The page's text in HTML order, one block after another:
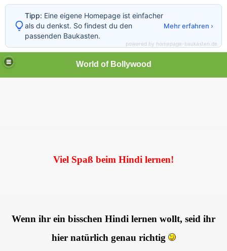
World of Bollywood
Viel Spaß beim Hindi lernen!
Wenn ihr ein bisschen Hindi lernen wollt, seid ihr
hier natürlich genau richtig
Tipp: Eine eigene Homepage ist einfacher
als du denkst. So findest du den
passenden Baukasten.
Mehr erfahren ›
powered by homepage-baukasten.de